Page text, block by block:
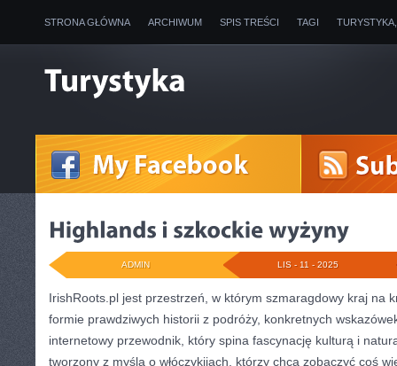
STRONA GŁÓWNA ARCHIWUM SPIS TREŚCI TAGI
LIS - 11 - 2025
ADMIN
IrishRoots.pl jest przestrzeń, w którym szmaragdowy kraj na
formie prawdziwych historii z podróży, konkretnych
internetowy przewodnik, który spina fascynację kulturą i
tworzony z myślą o włóczykijach, którzy chcą zobaczyć coś